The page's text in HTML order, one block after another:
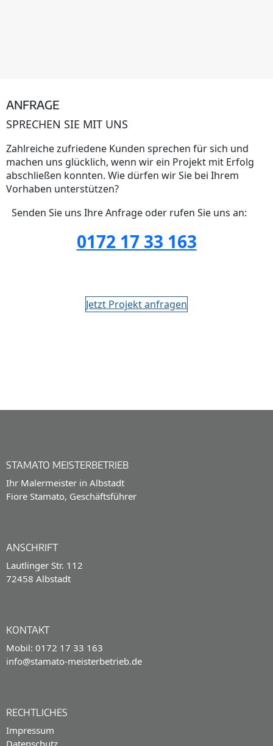
ANFRAGE
SPRECHEN SIE MIT UNS
Zahlreiche zufriedene Kunden sprechen für sich und
machen uns glücklich, wenn wir ein Projekt mit Erfolg
abschließen konnten. Wie dürfen wir Sie bei Ihrem
Vorhaben unterstützen?
Senden Sie uns Ihre Anfrage oder rufen Sie uns an:
0172 17 33 163
Jetzt Projekt anfragen
STAMATO MEISTERBETRIEB
Ihr Malermeister in Albstadt
Fiore Stamato, Geschäftsführer
ANSCHRIFT
Lautlinger Str. 112
72458 Albstadt
KONTAKT
Mobil: 0172 17 33 163
info@stamato-meisterbetrieb.de
RECHTLICHES
Impressum